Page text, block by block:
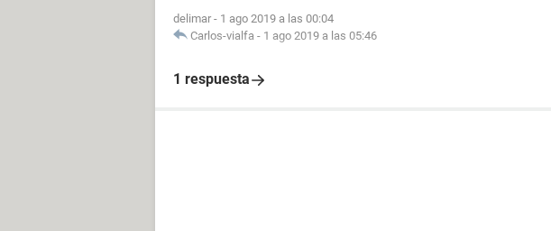
delimar - 1 ago 2019 a las 00:04
Carlos-vialfa - 1 ago 2019 a las 05:46
1 respuesta